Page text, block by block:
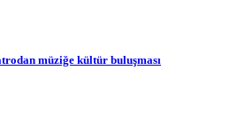
müziğe kültür buluşması